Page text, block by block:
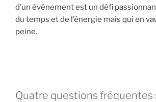
d’un événement est un défi
du temps et de l’énergie mais qui en
peine.
Quatre questions fréquentes